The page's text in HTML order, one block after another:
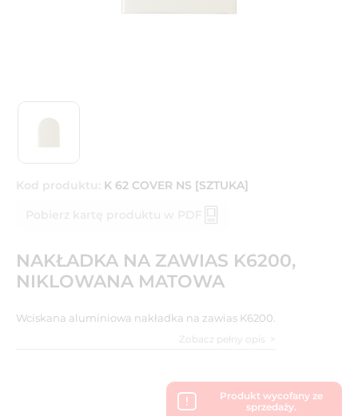
Kod produktu: K 62 COVER NS [SZTUKA]
Pobierz kartę produktu w PDF
NAKŁADKA NA ZAWIAS K6200,
NIKLOWANA MATOWA
Wciskana aluminiowa nakładka na zawias K6200.
Zobacz pełny opis
Produkt wycofany ze
sprzedaży.